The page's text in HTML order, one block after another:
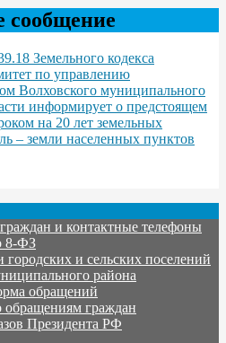
Земельного кодекса
по управлению
Волховского муниципального
информирует о предстоящем
на 20 лет земельных
– земли населенных пунктов
и контактные телефоны
8-ФЗ
и сельских поселений
района
обращений
граждан
Президента РФ